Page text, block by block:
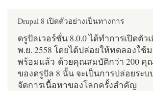
Drupal 8 เปิดตัวอย่างเป็นทางการ
ดรูปัลเวอร์ชั่น 8.0.0 ได้ทำการเปิดตัว
พ.ย. 2558 โดยได้ปล่อยให้ทดลองใช้
พร้อมแล้ว ด้วยคุณสมบัติกว่า 200 คุ
ของดรูปัล 8 นั้น จะเป็นการปล่อยระบ
จัดการเนื้อหาของโลกครั้งสำคัญ